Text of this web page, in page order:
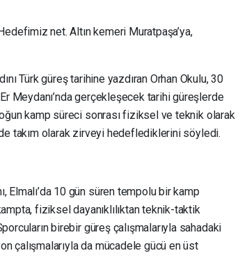
net. Altın kemeri Muratpaşa’ya,
Türk güreş tarihine yazdıran Orhan Okulu, 30
Meydanı’nda gerçekleşecek tarihi güreşlerde
kamp süreci sonrası fiziksel ve teknik olarak
takım olarak zirveyi hedeflediklerini söyledi.
Elmalı’da 10 gün süren tempolu bir kamp
fiziksel dayanıklılıktan teknik-taktik
birebir güreş çalışmalarıyla sahadaki
çalışmalarıyla da mücadele gücü en üst